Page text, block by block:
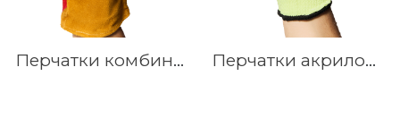
Перчатки комбинированные Ангара (говяжий спилк) Перчатки акриловые утепленные с покрытием каучук с усилением на пальцах Супер Люкс